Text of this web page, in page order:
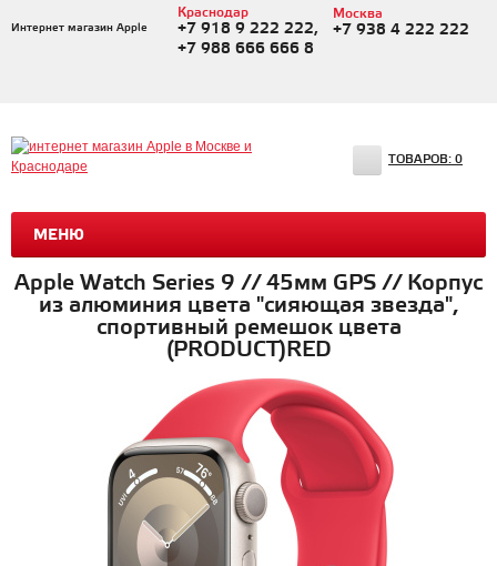
Интернет магазин Apple
Краснодар
+7 918 9 222 222,
+7 988 666 666 8
Москва
+7 938 4 222 222
МЕНЮ
ТОВАРОВ: 0
Apple Watch Series 9 // 45мм GPS // Корпус
из алюминия цвета "сияющая звезда",
спортивный ремешок цвета
(PRODUCT)RED